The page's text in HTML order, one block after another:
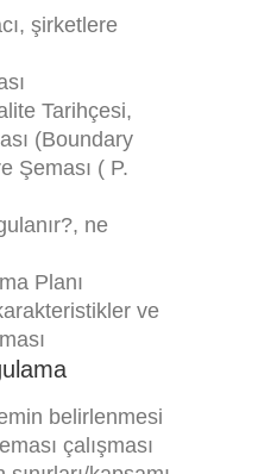
şirketlere
Tarihçesi,
(Boundary
Şeması ( P.
ne
Planı
ve
belirlenmesi
çalışması